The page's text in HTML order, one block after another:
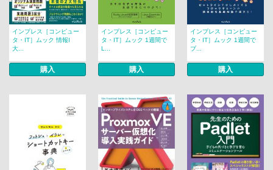
インプレス［コンピュー
タ・IT］ムック 情報I
大...
購入
インプレス［コンピュー
タ・IT］ムック 1週間で
L...
購入
インプレス［コンピュー
タ・IT］ムック 1週間で
ブ...
購入